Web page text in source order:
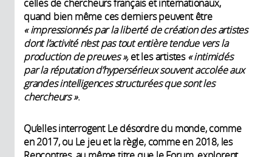
celles de chercheurs français et internationaux,
quand bien même ces derniers peuvent être
« impressionnés par la liberté de création des artistes
dont l’activité n’est pas tout entière tendue vers la
production de preuves »,et les artistes« intimidés
par la réputation d’hypersérieux souvent accolée aux
grandes intelligences structurées que sont les
chercheurs ».
Qu’elles interrogent Le désordre du monde, comme
en 2017, ou Le jeu et la règle, comme en 2018, les